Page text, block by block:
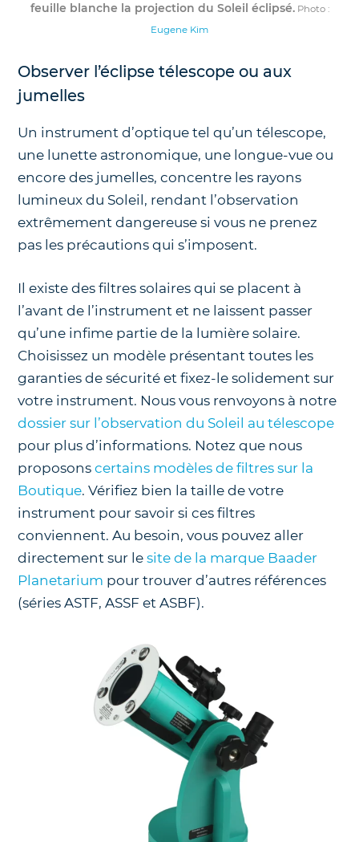
feuille blanche la projection du Soleil éclipsé.Photo :
Eugene Kim
Observer l’éclipse télescope ou aux
jumelles
Un instrument d’optique tel qu’un télescope,
une lunette astronomique, une longue-vue ou
encore des jumelles, concentre les rayons
lumineux du Soleil, rendant l’observation
extrêmement dangereuse si vous ne prenez
pas les précautions qui s’imposent.
Il existe des filtres solaires qui se placent à
l’avant de l’instrument et ne laissent passer
qu’une infime partie de la lumière solaire.
Choisissez un modèle présentant toutes les
garanties de sécurité et fixez-le solidement sur
votre instrument. Nous vous renvoyons à notre
dossier sur l’observation du Soleil au télescope
pour plus d’informations. Notez que nous
proposonscertains modèles de filtres sur la
Boutique. Vérifiez bien la taille de votre
instrument pour savoir si ces filtres
conviennent. Au besoin, vous pouvez aller
directement sur lesite de la marque Baader
Planetarium pour trouver d’autres références
(séries ASTF, ASSF et ASBF).